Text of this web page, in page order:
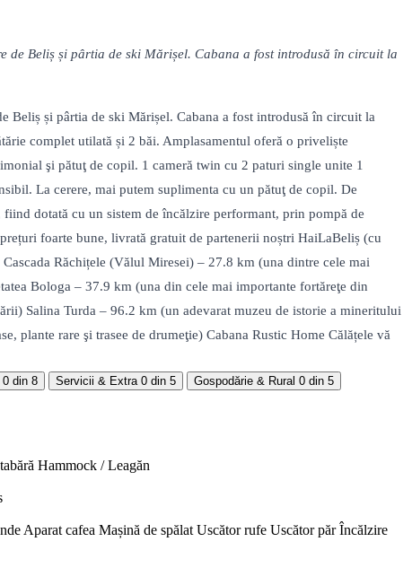
de Beliș și pârtia de ski Mărișel. Cabana a fost introdusă în circuit la
Beliș și pârtia de ski Mărișel. Cabana a fost introdusă în circuit la
complet utilată și 2 băi. Amplasamentul oferă o priveliște
şi pătuţ de copil. 1 cameră twin cu 2 paturi single unite 1
La cerere, mai putem suplimenta cu un pătuţ de copil. De
dotată cu un sistem de încălzire performant, prin pompă de
foarte bune, livrată gratuit de partenerii noștri HaiLaBeliș (cu
Răchițele (Vălul Miresei) – 27.8 km (una dintre cele mai
Bologa – 37.9 km (una din cele mai importante fortăreţe din
Salina Turda – 96.2 km (un adevarat muzeu de istorie a mineritului
plante rare şi trasee de drumeţie) Cabana Rustic Home Călățele vă
0 din 8 Servicii & Extra 0 din 5 Gospodărie & Rural 0 din 5
Hammock / Leagăn
Aparat cafea Mașină de spălat Uscător rufe Uscător păr Încălzire